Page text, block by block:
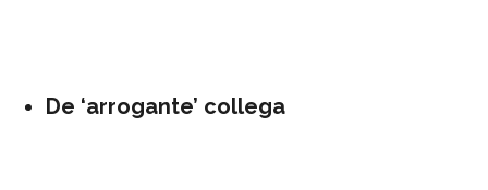
De ‘arrogante’ collega